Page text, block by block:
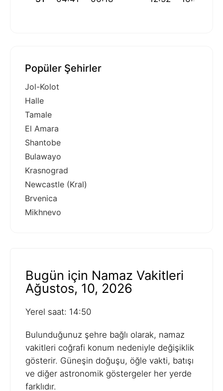
Popüler Şehirler
Jol-Kolot
Halle
Tamale
El Amara
Shantobe
Bulawayo
Krasnograd
Newcastle (Kral)
Brvenica
Mikhnevo
Bugün için Namaz Vakitleri
Ağustos, 10, 2026
Yerel saat: 14:50
Bulunduğunuz şehre bağlı olarak, namaz
vakitleri coğrafi konum nedeniyle değişiklik
gösterir. Güneşin doğuşu, öğle vakti, batışı
ve diğer astronomik göstergeler her yerde
farklıdır.